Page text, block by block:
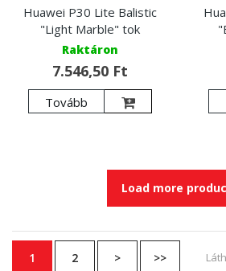
Huawei P30 Lite Balistic
"Light Marble" tok
Raktáron
7.546,50 Ft
Tovább
Load more
1 2 > >>